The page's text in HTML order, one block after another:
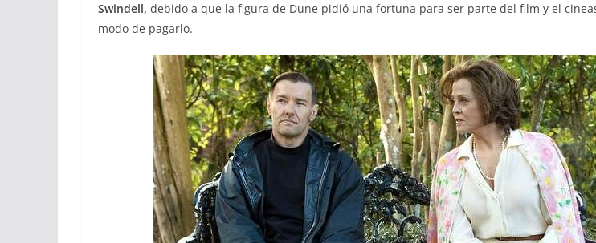
Swindell, debido a que la figura de Dune pidió una fortuna para ser parte del film y el
modo de pagarlo.